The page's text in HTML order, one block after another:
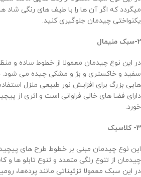
میگردد که اگر آن ها را با طیف های رنگی شاد
یکنواختی چیدمان جلوگیری کنید.
2-سبک منیمال
در این نوع چیدمان معمولا از خطوط ساده و
سفید و خاکستری و بژ و مشکی چیده می شود.
هایی بزرگ برای افزایش نور طبیعی منزل
دارای فضا های خالی فراوانی است و اثری از
خورد.
3- کلاسیک
این نوع چیدمان مبنی بر خطوط طرح های
چیدمان از تنوع رنگی متعدد و تنوع تابلو ها
در این سبک معمولا تزئیناتی مانند پرده‌ها،